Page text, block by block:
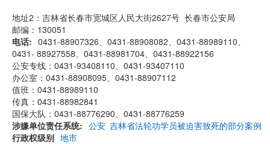
地址2：吉林省长春市宽城区人民大街2627号 长春市公安局
邮编：130051
电话
0431-88907326、0431-88908082、0431-88989110、
0431- 88927558、0431-88981704、0431-88922156
公安专线：0431-93408110、0431-93407110
办公室：0431-88908095、0431-88907112
值班：0431-88989110
传真：0431-88982841
国保大队：0431-88776290、0431-88776259
涉嫌单位责任系统
公安 吉林省法轮功学员被迫害致死的部分案例
行政权级别 地市